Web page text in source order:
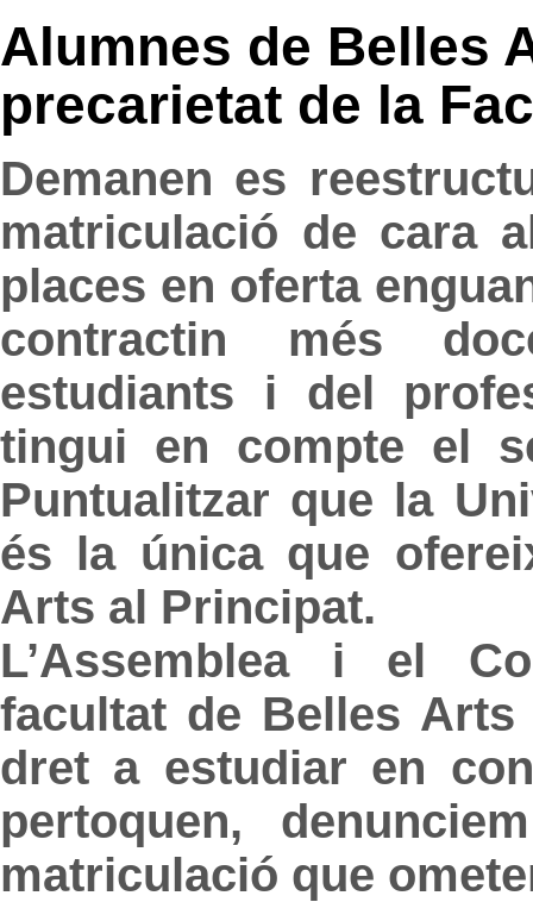
Alumnes de Belles
precarietat de la
Demanen es
matriculació de cara
places en oferta
contractin més
estudiants i del
tingui en compte el
Puntualitzar que la
és la única que
Arts al Principat.
L’Assemblea i el
facultat de Belles
dret a estudiar en
pertoquen,
matriculació que